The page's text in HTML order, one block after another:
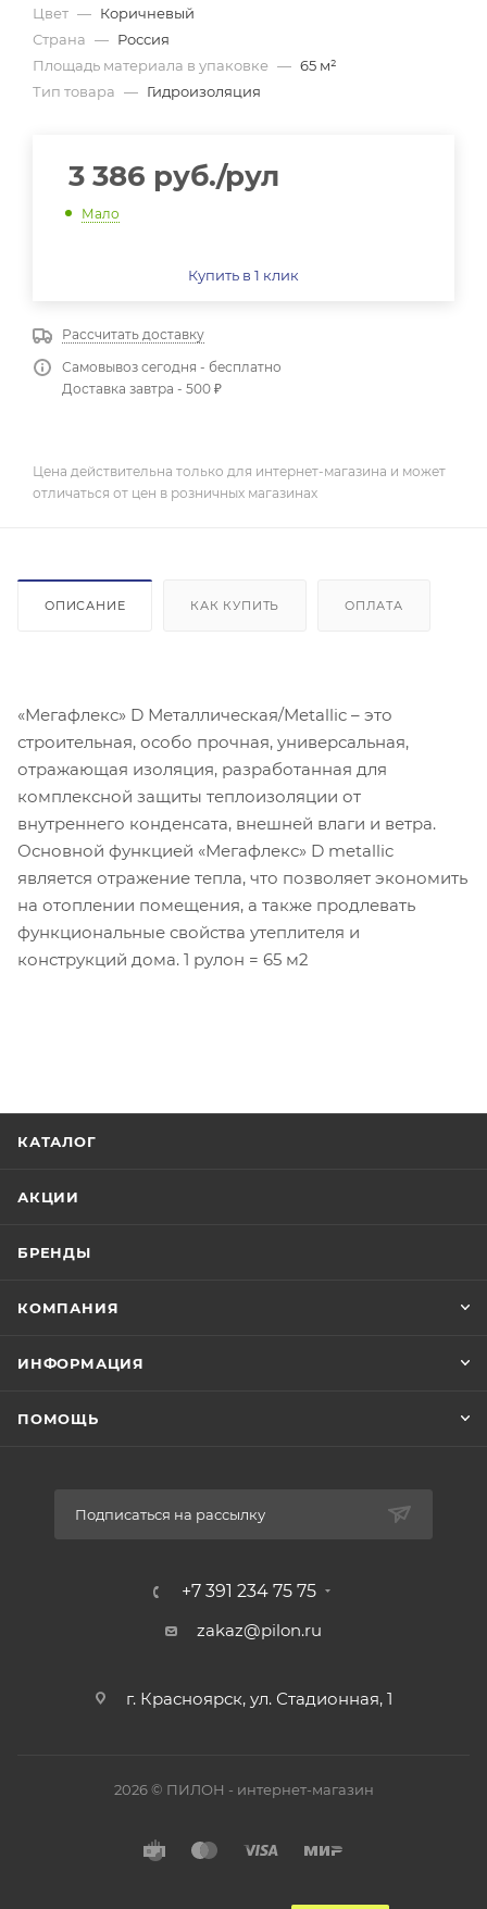
Цвет — Коричневый
Страна — Россия
Площадь материала в упаковке — 65 м²
Тип товара — Гидроизоляция
3 386 руб./рул
Мало
Купить в 1 клик
Рассчитать доставку
Самовывоз сегодня - бесплатно
Доставка завтра - 500 ₽
Цена действительна только для интернет-магазина и может
отличаться от цен в розничных магазинах
ОПИСАНИЕ КАК КУПИТЬ ОПЛАТА
«Мегафлекс» D Металлическая/Metallic – это
строительная, особо прочная, универсальная,
отражающая изоляция, разработанная для
комплексной защиты теплоизоляции от
внутреннего конденсата, внешней влаги и ветра.
Основной функцией «Мегафлекс» D metallic
является отражение тепла, что позволяет экономить
на отоплении помещения, а также продлевать
функциональные свойства утеплителя и
конструкций дома. 1 рулон = 65 м2
КАТАЛОГ
АКЦИИ
БРЕНДЫ
КОМПАНИЯ
ИНФОРМАЦИЯ
ПОМОЩЬ
Подписаться на рассылку
+7 391 234 75 75
zakaz@pilon.ru
г. Красноярск, ул. Стадионная, 1
2026 © ПИЛОН - интернет-магазин